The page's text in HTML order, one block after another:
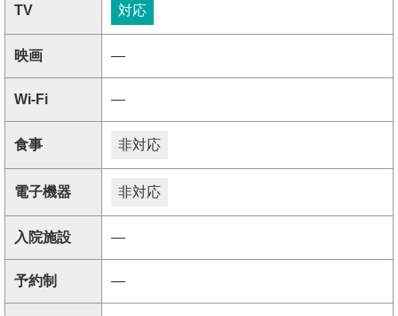
TV 対応
映画 ―
Wi-Fi ―
食事 非対応
電子機器 非対応
入院施設 ―
予約制 ―